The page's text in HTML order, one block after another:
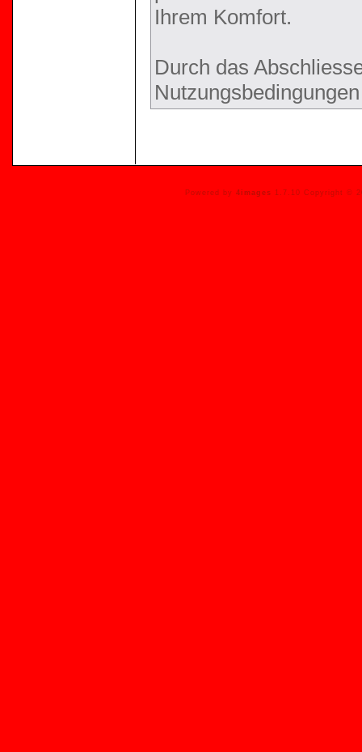
Ihrem Komfort.
Durch das
Powered by 4images 1.7.10 Copyright ©